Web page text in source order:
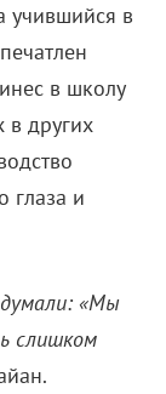
учившийся в
в школу
в других
глаза и
«Мы
слишком